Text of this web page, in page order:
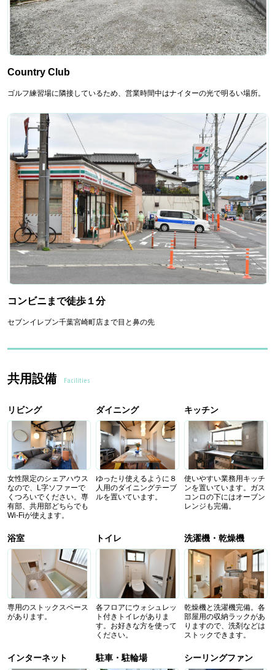
Country Club
ゴルフ練習場に隣接しているため、営業時間中はナイターの光で明るい場所。
コンビニまで徒歩１分
セブンイレブン千葉宮崎町店まで目と鼻の先
共用設備 Facilities
リビング
女性限定のシェアハウス
なので、L字ソファーで
くつろいでください。専
有部、共用部どちらでも
Wi-Fiが使えます。
ダイニング
ゆったり使えるように８
人用のダイニングテーブ
ルを置いています。
キッチン
使いやすい業務用キッチ
ンを置いています。ガス
コンロの下にはオーブン
レンジも完備。
浴室
専用のストックスペース
があります。
トイレ
各フロアにウォシュレッ
ト付きトイレがありま
す。お好きな方を使って
ください。
洗濯機・乾燥機
乾燥機と洗濯機完備。各
部屋用の収納ラックがあ
りますので、洗剤などは
ストックできます。
インターネット 駐車・駐輪場 シーリングファン